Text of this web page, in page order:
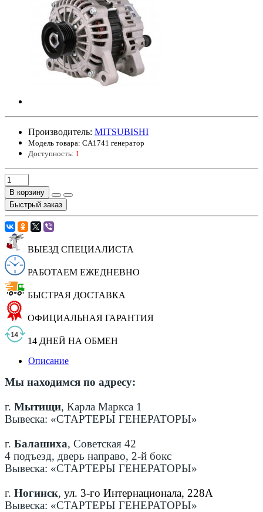
Производитель: MITSUBISHI
Модель товара: CA1741 генератор
Доступность: 1
В корзину
Быстрый заказ
ВЫЕЗД СПЕЦИАЛИСТА
РАБОТАЕМ ЕЖЕДНЕВНО
БЫСТРАЯ ДОСТАВКА
ОФИЦИАЛЬНАЯ ГАРАНТИЯ
14 ДНЕЙ НА ОБМЕН
Описание
Мы находимся по адресу:
г. Мытищи, Карла Маркса 1
Вывеска: «СТАРТЕРЫ ГЕНЕРАТОРЫ»
г. Балашиха, Советская 42
4 подъезд, дверь направо, 2-й бокс
Вывеска: «СТАРТЕРЫ ГЕНЕРАТОРЫ»
г. Ногинск, ул. 3-го Интернационала, 228А
Вывеска: «СТАРТЕРЫ ГЕНЕРАТОРЫ»